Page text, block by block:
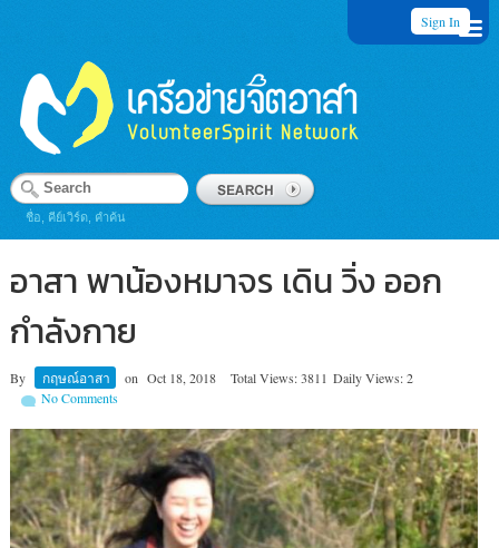
Sign In
ชื่อ, คีย์เวิร์ด, คำค้น
อาสา พาน้องหมาจร เดิน วิ่ง ออก
กำลังกาย
By กฤษณ์อาสา on Oct 18, 2018 Total Views: 3811 Daily Views: 2
No Comments